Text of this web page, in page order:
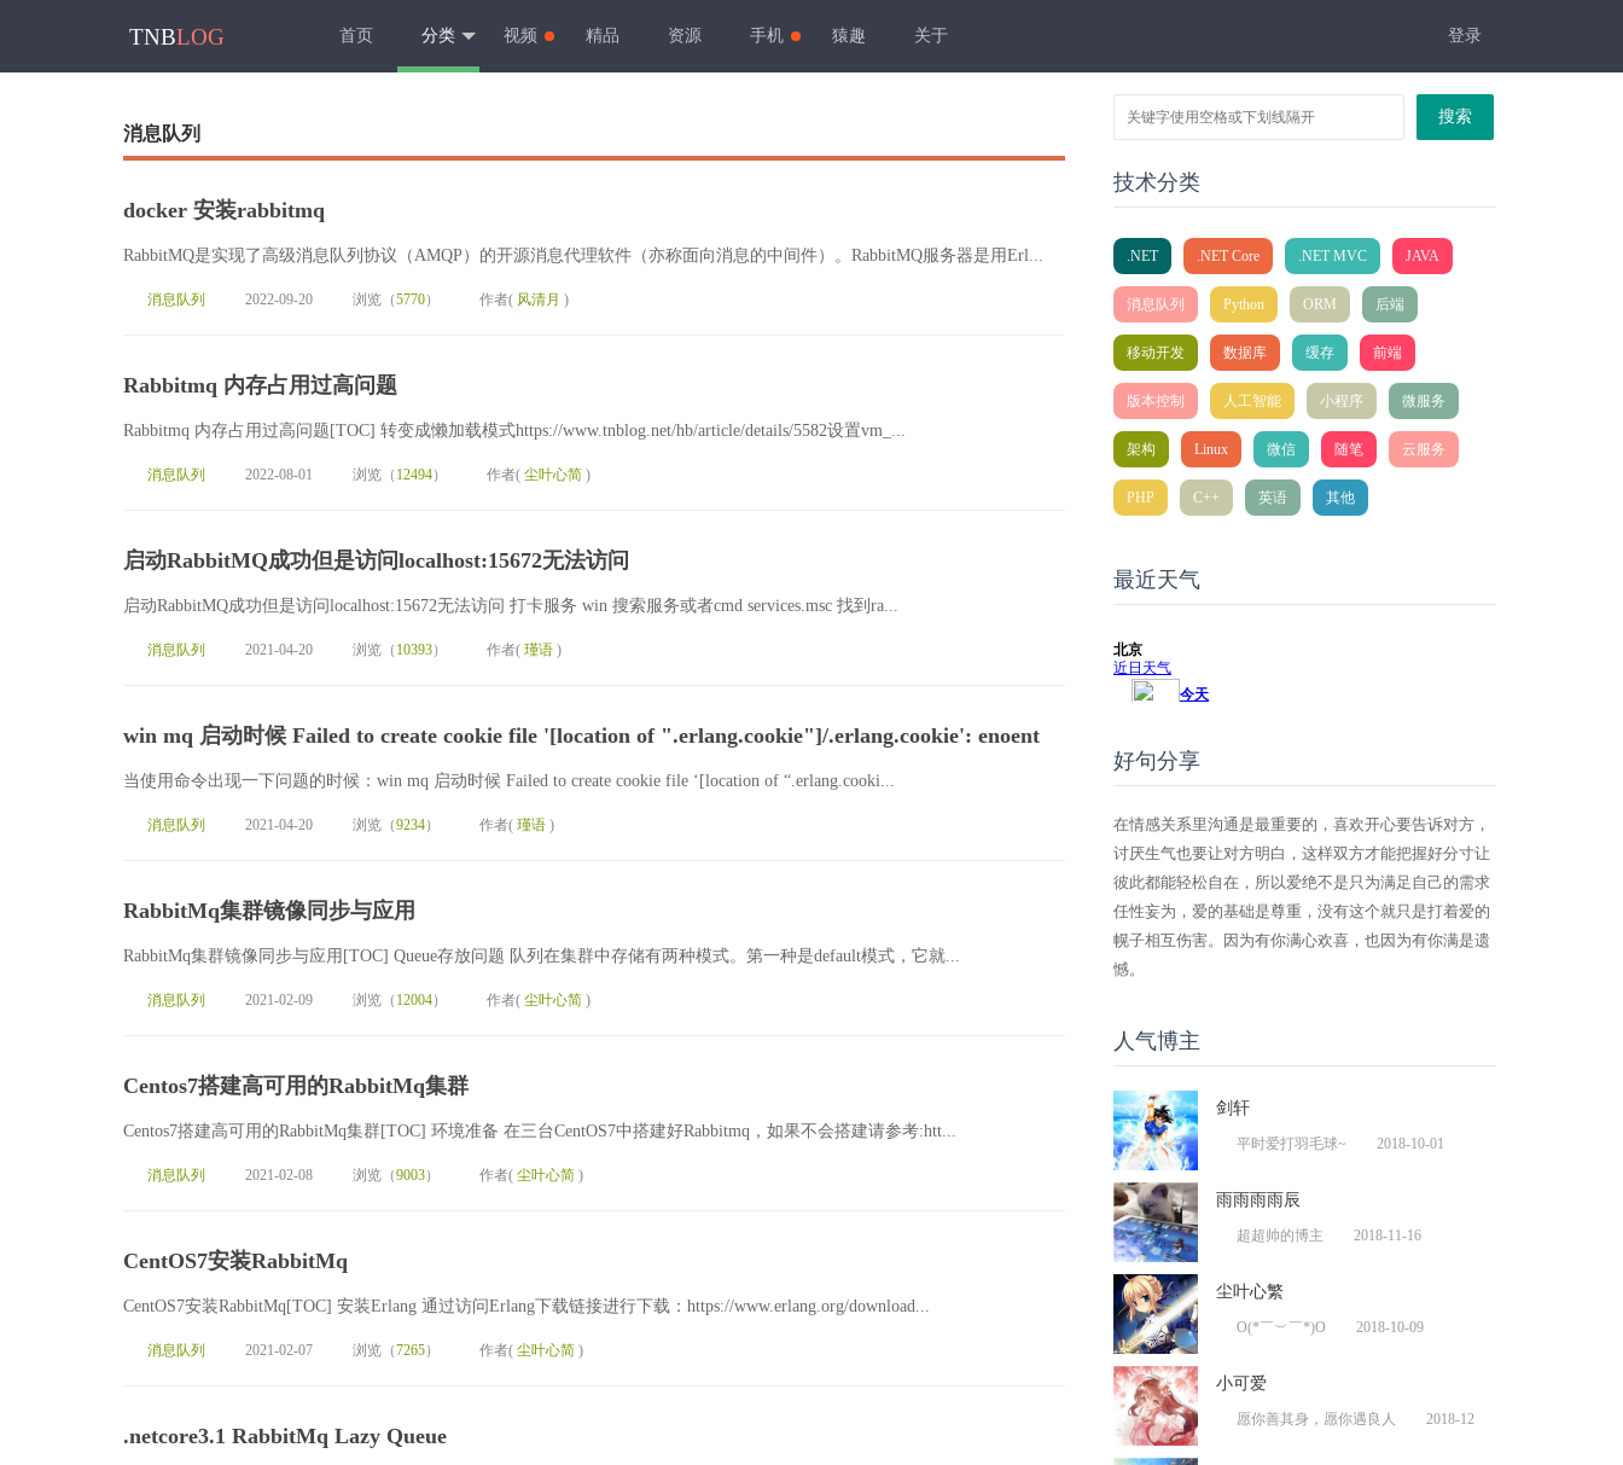
TNBLOG 首页 分类 视频 精品 资源 手机 猿趣 关于 登录
消息队列
docker 安装rabbitmq
RabbitMQ是实现了高级消息队列协议（AMQP）的开源消息代理软件（亦称面向消息的中间件）。RabbitMQ服务器是用Erl...
消息队列 2022-09-20 浏览（5770） 作者( 风清月 )
Rabbitmq 内存占用过高问题
Rabbitmq 内存占用过高问题[TOC] 转变成懒加载模式https://www.tnblog.net/hb/article/details/5582设置vm_...
消息队列 2022-08-01 浏览（ 12494） 作者( 尘叶心简 )
启动RabbitMQ成功但是访问localhost:15672无法访问
启动RabbitMQ成功但是访问localhost:15672无法访问 打卡服务 win 搜索服务或者cmd services.msc 找到ra...
消息队列 2021-04-20 浏览（ 10393） 作者( 瑾语 )
win mq 启动时候 Failed to create cookie file '[location of ".erlang.cookie"]/.erlang.cookie': enoent
当使用命令出现一下问题的时候：win mq 启动时候 Failed to create cookie file ‘[location of “.erlang.cooki...
消息队列 2021-04-20 浏览（9234） 作者( 瑾语 )
RabbitMq集群镜像同步与应用
RabbitMq集群镜像同步与应用[TOC] Queue存放问题 队列在集群中存储有两种模式。第一种是default模式，它就...
消息队列 2021-02-09 浏览（ 12004） 作者( 尘叶心简 )
Centos7搭建高可用的RabbitMq集群
Centos7搭建高可用的RabbitMq集群[TOC] 环境准备 在三台CentOS7中搭建好Rabbitmq，如果不会搭建请参考:htt...
消息队列 2021-02-08 浏览（9003） 作者( 尘叶心简 )
CentOS7安装RabbitMq
CentOS7安装RabbitMq[TOC] 安装Erlang 通过访问Erlang下载链接进行下载：https://www.erlang.org/download...
消息队列 2021-02-07 浏览（7265） 作者( 尘叶心简 )
.netcore3.1 RabbitMq Lazy Queue
搜索
技术分类
.NET .NET Core .NET MVC JAVA
消息队列 Python ORM 后端
移动开发 数据库 缓存 前端
版本控制 人工智能 小程序 微服务
架构 Linux 微信 随笔 云服务
PHP C++ 英语 其他
最近天气
好句分享
在情感关系里沟通是最重要的，喜欢开心要告诉对方，
讨厌生气也要让对方明白，这样双方才能把握好分寸让
彼此都能轻松自在，所以爱绝不是只为满足自己的需求
任性妄为，爱的基础是尊重，没有这个就只是打着爱的
幌子相互伤害。因为有你满心欢喜，也因为有你满是遗
憾。
人气博主
剑轩
平时爱打羽毛球~ 2018-10-01
雨雨雨雨辰
超超帅的博主 2018-11-16
尘叶心繁
O(*￣︶￣*)O 2018-10-09
小可爱
愿你善其身，愿你遇良人 2018-12